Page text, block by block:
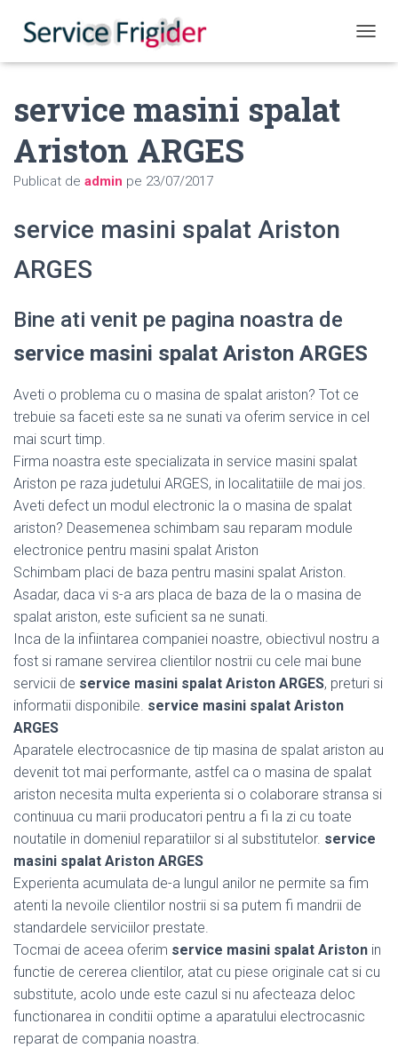
service masini spalat
Ariston ARGES
Publicat de admin pe 23/07/2017
service masini spalat Ariston
ARGES
Bine ati venit pe pagina noastra de
service masini spalat Ariston ARGES
Aveti o problema cu o masina de spalat ariston? Tot ce
trebuie sa faceti este sa ne sunati va oferim service in cel
mai scurt timp.
Firma noastra este specializata in service masini spalat
Ariston pe raza judetului ARGES, in localitatiile de mai jos.
Aveti defect un modul electronic la o masina de spalat
ariston? Deasemenea schimbam sau reparam module
electronice pentru masini spalat Ariston
Schimbam placi de baza pentru masini spalat Ariston.
Asadar, daca vi s-a ars placa de baza de la o masina de
spalat ariston, este suficient sa ne sunati.
Inca de la infiintarea companiei noastre, obiectivul nostru a
fost si ramane servirea clientilor nostrii cu cele mai bune
servicii de service masini spalat Ariston ARGES, preturi si
informatii disponibile. service masini spalat Ariston
ARGES
Aparatele electrocasnice de tip masina de spalat ariston au
devenit tot mai performante, astfel ca o masina de spalat
ariston necesita multa experienta si o colaborare stransa si
continuua cu marii producatori pentru a fi la zi cu toate
noutatile in domeniul reparatiilor si al substitutelor. service
masini spalat Ariston ARGES
Experienta acumulata de-a lungul anilor ne permite sa fim
atenti la nevoile clientilor nostrii si sa putem fi mandrii de
standardele serviciilor prestate.
Tocmai de aceea oferim service masini spalat Ariston in
functie de cererea clientilor, atat cu piese originale cat si cu
substitute, acolo unde este cazul si nu afecteaza deloc
functionarea in conditii optime a aparatului electrocasnic
reparat de compania noastra.